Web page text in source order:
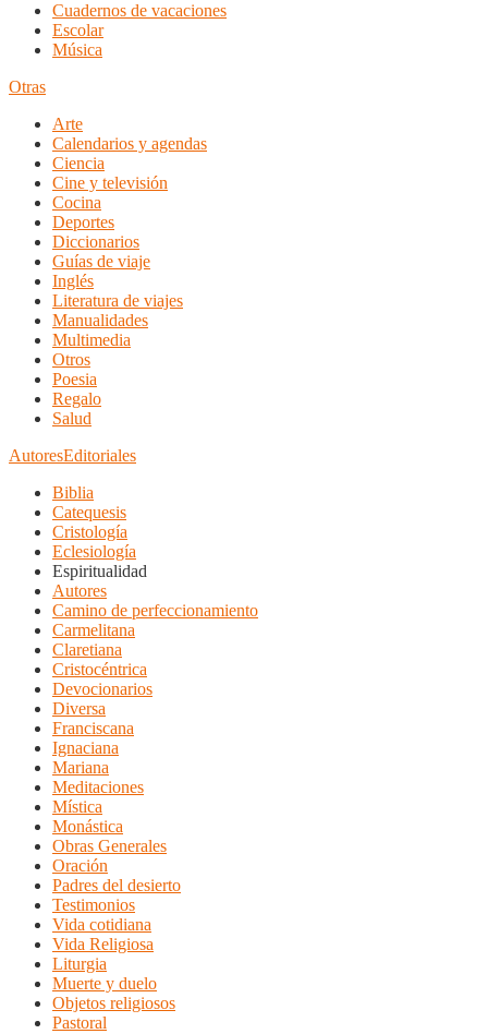
Cuadernos de vacaciones
Escolar
Música
Otras
Arte
Calendarios y agendas
Ciencia
Cine y televisión
Cocina
Deportes
Diccionarios
Guías de viaje
Inglés
Literatura de viajes
Manualidades
Multimedia
Otros
Poesia
Regalo
Salud
AutoresEditoriales
Biblia
Catequesis
Cristología
Eclesiología
Espiritualidad
Autores
Camino de perfeccionamiento
Carmelitana
Claretiana
Cristocéntrica
Devocionarios
Diversa
Franciscana
Ignaciana
Mariana
Meditaciones
Mística
Monástica
Obras Generales
Oración
Padres del desierto
Testimonios
Vida cotidiana
Vida Religiosa
Liturgia
Muerte y duelo
Objetos religiosos
Pastoral